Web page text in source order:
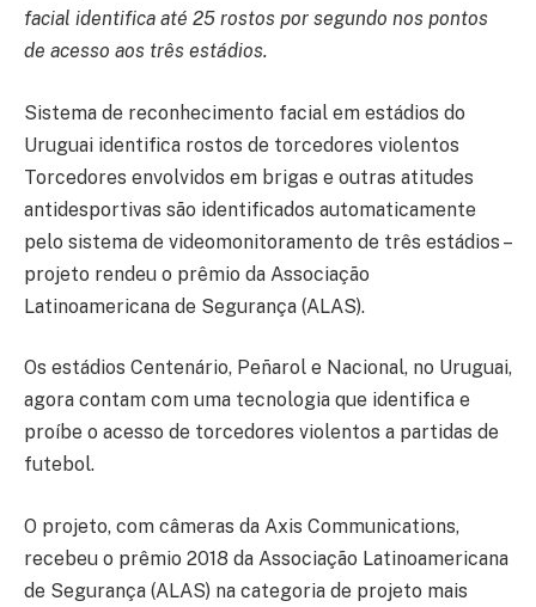
facial identifica até 25 rostos por segundo nos pontos
de acesso aos três estádios.
Sistema de reconhecimento facial em estádios do
Uruguai identifica rostos de torcedores violentos
Torcedores envolvidos em brigas e outras atitudes
antidesportivas são identificados automaticamente
pelo sistema de videomonitoramento de três estádios –
projeto rendeu o prêmio da Associação
Latinoamericana de Segurança (ALAS).
Os estádios Centenário, Peñarol e Nacional, no Uruguai,
agora contam com uma tecnologia que identifica e
proíbe o acesso de torcedores violentos a partidas de
futebol.
O projeto, com câmeras da Axis Communications,
recebeu o prêmio 2018 da Associação Latinoamericana
de Segurança (ALAS) na categoria de projeto mais